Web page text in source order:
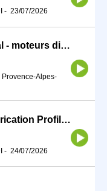
- 23/07/2026
Chef d'équipe mécanicien naval - moteurs diesel (H/F)
Alpes-
Chef d'équipe production - Fabrication Profilés H/F
- 24/07/2026